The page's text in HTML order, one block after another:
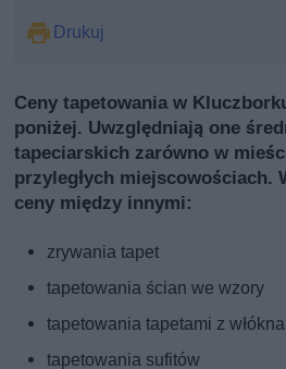
Drukuj
Ceny tapetowania w
poniżej. Uwzględniają one
tapeciarskich zarówno w
przyległych miejscowościach.
ceny między innymi:
zrywania tapet
tapetowania ścian we wzory
tapetowania tapetami z
tapetowania sufitów